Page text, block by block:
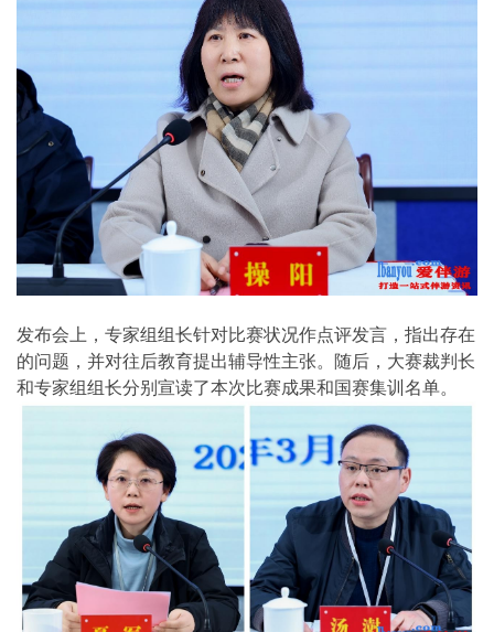
发布会上，专家组组长针对比赛状况作点评发言，指出存在
的问题，并对往后教育提出辅导性主张。随后，大赛裁判长
和专家组组长分别宣读了本次比赛成果和国赛集训名单。